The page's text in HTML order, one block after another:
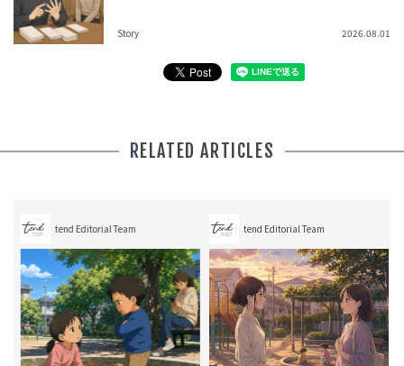
Story 2026.08.01
RELATED ARTICLES
tend Editorial Team tend Editorial Team